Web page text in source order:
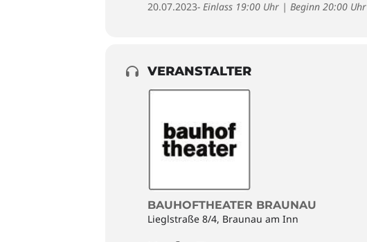
20.07.2023- Einlass 19:00 Uhr | Beginn 20:00 Uhr
VERANSTALTER
BAUHOFTHEATER BRAUNAU
Lieglstraße 8/4, Braunau am Inn